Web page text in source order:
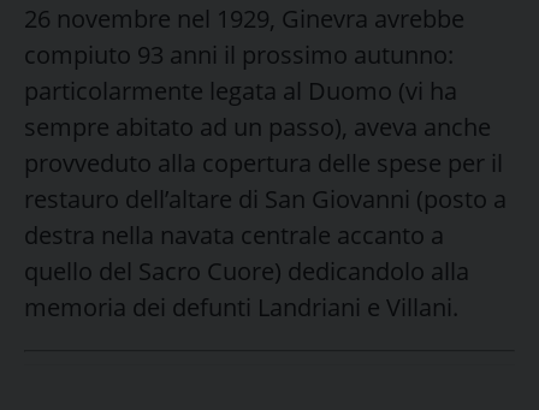
26 novembre nel 1929, Ginevra avrebbe
compiuto 93 anni il prossimo autunno:
particolarmente legata al Duomo (vi ha
sempre abitato ad un passo), aveva anche
provveduto alla copertura delle spese per il
restauro dell’altare di San Giovanni (posto a
destra nella navata centrale accanto a
quello del Sacro Cuore) dedicandolo alla
memoria dei defunti Landriani e Villani.